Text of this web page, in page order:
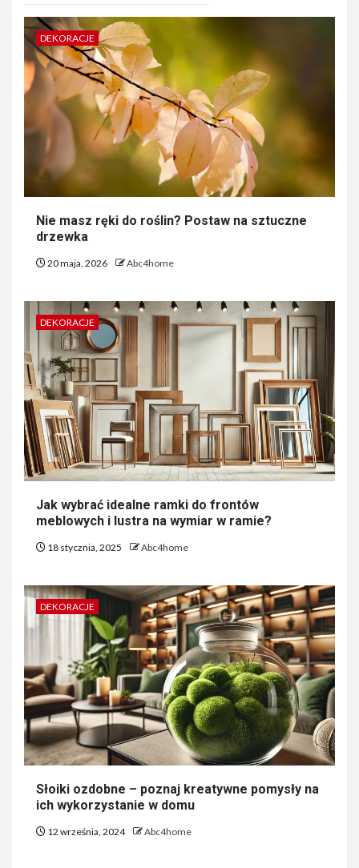
DEKORACJE
Nie masz ręki do roślin? Postaw na sztuczne
drzewka
20 maja, 2026 Abc4home
DEKORACJE
Jak wybrać idealne ramki do frontów
meblowych i lustra na wymiar w ramie?
18 stycznia, 2025 Abc4home
DEKORACJE
Słoiki ozdobne – poznaj kreatywne pomysły na
ich wykorzystanie w domu
12 września, 2024 Abc4home